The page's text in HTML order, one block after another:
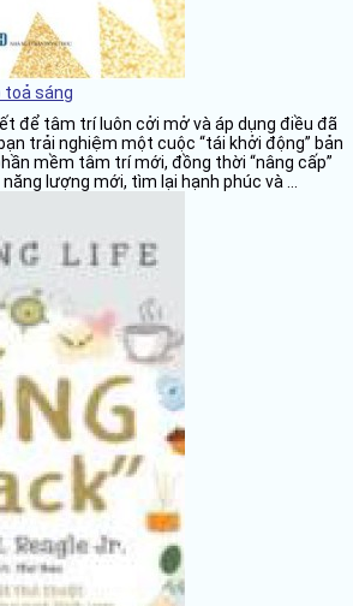
toả sáng
để tâm trí luôn cởi mở và áp dụng điều đã
trải nghiệm một cuộc “tái khởi động” bản
mềm tâm trí mới, đồng thời “nâng cấp”
lượng mới, tìm lại hạnh phúc và ...